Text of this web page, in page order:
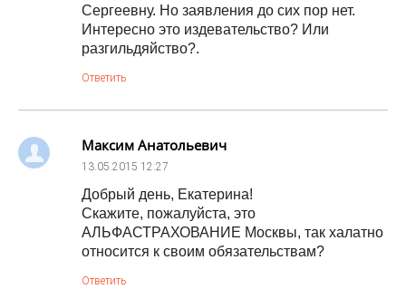
Сергеевну. Но заявления до сих пор нет.
Интересно это издевательство? Или
разгильдяйство?.
Ответить
Максим Анатольевич
13.05.2015 12:27
Добрый день, Екатерина!
Скажите, пожалуйста, это
АЛЬФАСТРАХОВАНИЕ Москвы, так халатно
относится к своим обязательствам?
Ответить